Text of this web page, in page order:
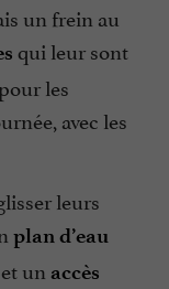
un frein au
qui leur sont
les
avec les
leurs
plan d’eau
un accès